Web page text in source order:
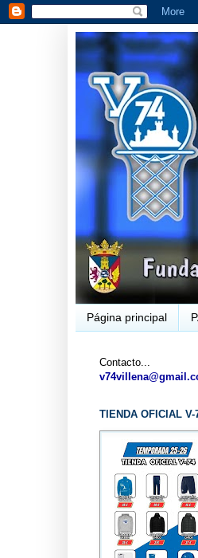
Página principal
Contacto...
TIENDA OFICIAL V-